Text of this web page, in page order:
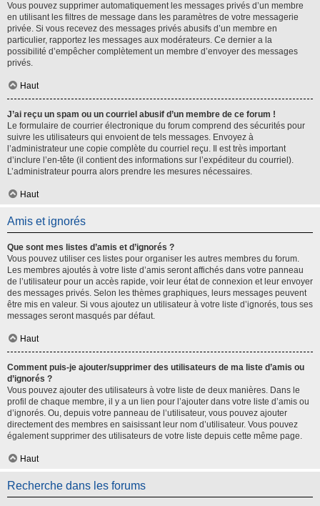
Vous pouvez supprimer automatiquement les messages privés d’un membre
en utilisant les filtres de message dans les paramètres de votre messagerie
privée. Si vous recevez des messages privés abusifs d’un membre en
particulier, rapportez les messages aux modérateurs. Ce dernier a la
possibilité d’empêcher complètement un membre d’envoyer des messages
privés.
Haut
J’ai reçu un spam ou un courriel abusif d’un membre de ce forum !
Le formulaire de courrier électronique du forum comprend des sécurités pour
suivre les utilisateurs qui envoient de tels messages. Envoyez à
l’administrateur une copie complète du courriel reçu. Il est très important
d’inclure l’en-tête (il contient des informations sur l’expéditeur du courriel).
L’administrateur pourra alors prendre les mesures nécessaires.
Haut
Amis et ignorés
Que sont mes listes d’amis et d’ignorés ?
Vous pouvez utiliser ces listes pour organiser les autres membres du forum.
Les membres ajoutés à votre liste d’amis seront affichés dans votre panneau
de l’utilisateur pour un accès rapide, voir leur état de connexion et leur envoyer
des messages privés. Selon les thèmes graphiques, leurs messages peuvent
être mis en valeur. Si vous ajoutez un utilisateur à votre liste d’ignorés, tous ses
messages seront masqués par défaut.
Haut
Comment puis-je ajouter/supprimer des utilisateurs de ma liste d’amis ou
d’ignorés ?
Vous pouvez ajouter des utilisateurs à votre liste de deux manières. Dans le
profil de chaque membre, il y a un lien pour l’ajouter dans votre liste d’amis ou
d’ignorés. Ou, depuis votre panneau de l’utilisateur, vous pouvez ajouter
directement des membres en saisissant leur nom d’utilisateur. Vous pouvez
également supprimer des utilisateurs de votre liste depuis cette même page.
Haut
Recherche dans les forums